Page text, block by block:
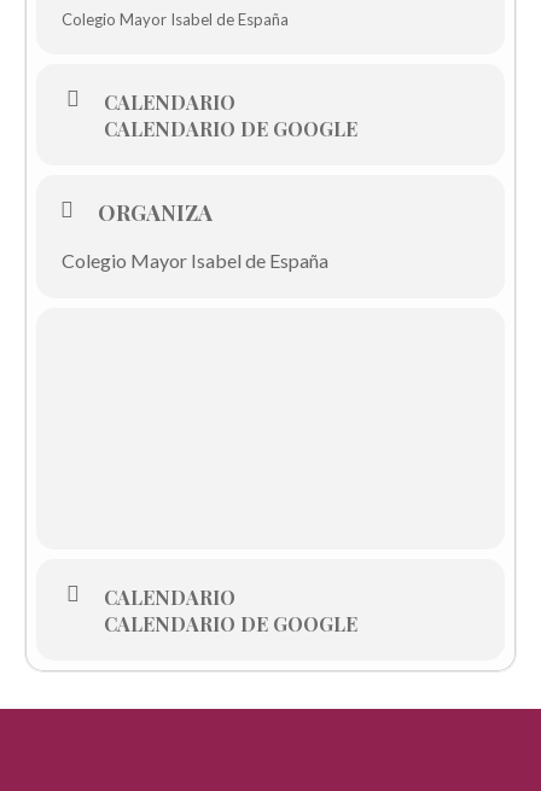
Colegio Mayor Isabel de España
CALENDARIO
CALENDARIO DE GOOGLE
ORGANIZA
Colegio Mayor Isabel de España
CALENDARIO
CALENDARIO DE GOOGLE